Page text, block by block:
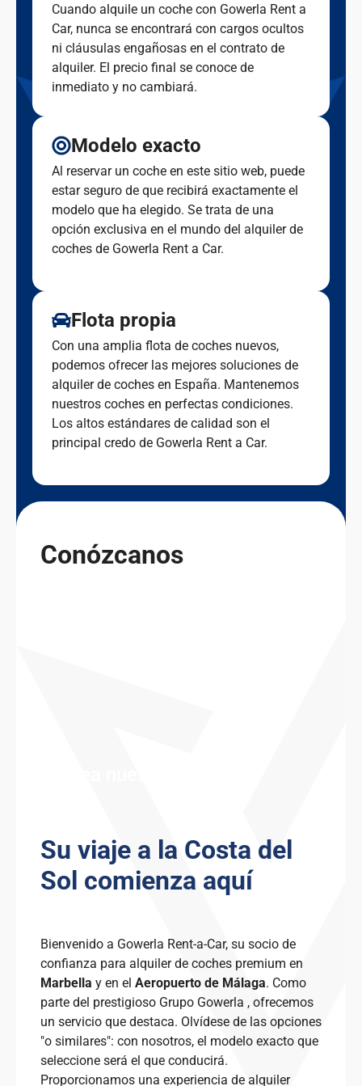
Cuando alquile un coche con Gowerla Rent a
Car, nunca se encontrará con cargos ocultos
ni cláusulas engañosas en el contrato de
alquiler. El precio final se conoce de
inmediato y no cambiará.
Modelo exacto
Al reservar un coche en este sitio web, puede
estar seguro de que recibirá exactamente el
modelo que ha elegido. Se trata de una
opción exclusiva en el mundo del alquiler de
coches de Gowerla Rent a Car.
Flota propia
Con una amplia flota de coches nuevos,
podemos ofrecer las mejores soluciones de
alquiler de coches en España. Mantenemos
nuestros coches en perfectas condiciones.
Los altos estándares de calidad son el
principal credo de Gowerla Rent a Car.
Conózcanos
Su viaje a la Costa del
Sol comienza aquí
Bienvenido a Gowerla Rent-a-Car, su socio de
confianza para alquiler de coches premium en
Marbella y en el Aeropuerto de Málaga. Como
parte del prestigioso Grupo Gowerla , ofrecemos
un servicio que destaca. Olvídese de las opciones
"o similares": con nosotros, el modelo exacto que
seleccione será el que conducirá.
Proporcionamos una experiencia de alquiler